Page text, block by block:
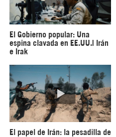
El Gobierno popular: Una
espina clavada en EE.UU.| Irán
e Irak
El papel de Irán: la pesadilla de